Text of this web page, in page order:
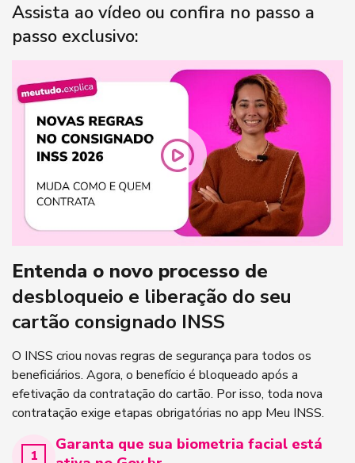
Entenda o novo processo de
desbloqueio e liberação do seu
cartão consignado INSS
O INSS criou novas regras de segurança para todos os
beneficiários. Agora, o benefício é bloqueado após a
efetivação da contratação do cartão. Por isso, toda nova
contratação exige etapas obrigatórias no app Meu INSS.
Garanta que sua biometria facial está
Assista ao vídeo ou confira no passo a
passo exclusivo: